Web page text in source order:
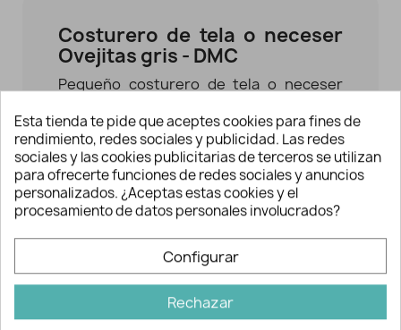
Costurero de tela o neceser
Ovejitas gris - DMC
Pequeño costurero de tela o neceser
laboresde tricot, punto de cruz,
ganchillo, costura, etc. de tela
estampada con motivo de ovejitas.
Incluye etiqueta negra en un lateral con
Una bonita idea para regalar a alguien
especial o para ti mismo. También
disponible en color rosa.
Esta tienda te pide que aceptes cookies para fines de
rendimiento, redes sociales y publicidad. Las redes
sociales y las cookies publicitarias de terceros se utilizan
para ofrecerte funciones de redes sociales y anuncios
personalizados. ¿Aceptas estas cookies y el
procesamiento de datos personales involucrados?
Configurar
Rechazar